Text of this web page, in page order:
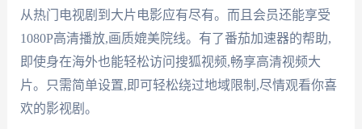
从热门电视剧到大片电影应有尽有。而且会员还能享受
1080P高清播放,画质媲美院线。有了番茄加速器的帮助,
即使身在海外也能轻松访问搜狐视频,畅享高清视频大
片。只需简单设置,即可轻松绕过地域限制,尽情观看你喜
欢的影视剧。